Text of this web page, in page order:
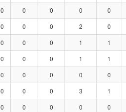
0 0 0 0 0
0 0 0 2 0
0 0 0 1 1
0 0 0 1 1
0 0 0 0 0
0 0 0 3 1
0 0 0 0 0